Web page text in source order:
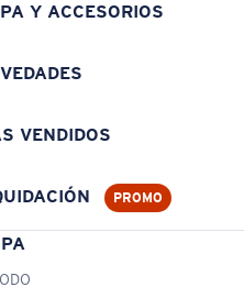
Y ACCESORIOS
VENDIDOS
PROMO